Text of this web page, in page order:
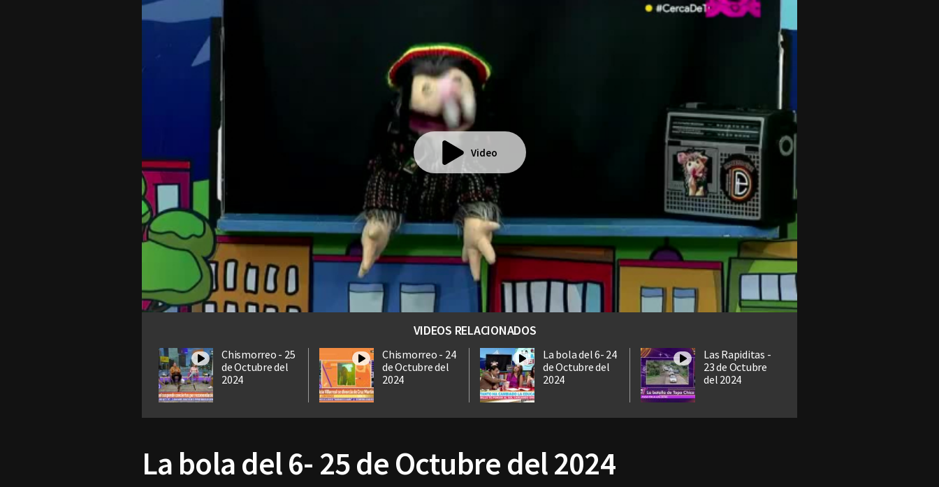
Video
VIDEOS RELACIONADOS
Chismorreo - 25
de Octubre del
2024
Chismorreo - 24
de Octubre del
2024
La bola del 6- 24
de Octubre del
2024
Las Rapiditas -
23 de Octubre
del 2024
La bola del 6- 25 de Octubre del 2024